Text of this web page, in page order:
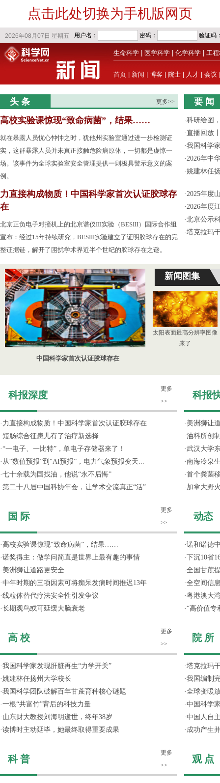
点击此处切换为手机版网页
生命科学 医学科学 化学科学 工
首页 新闻 博客 院士 人才 会议
头 条 更多>>
高校实验课惊现“致命病菌”，结果……
就在暴露人员忧心忡忡之时，犹他州实验室通过进一步检测证
实，这群暴露人员并未真正接触危险病原体，一切都是虚惊一
场。该事件为全球实验室安全管理提供一则极具警示意义的案
例。
力直接构成物质！中国科学家首次认证胶球存
在
北京正负电子对撞机上的北京谱仪III实验（BESIII）国际合作组
宣布：经过15年持续研究，BESIII实验建立了证明胶球存在的完
整证据链，解开了困扰学术界近半个世纪的胶球存在之谜。
要 闻
·科研绘图
·直播回放
·我国科学
·2026年中
·姚建林任
·2025年度
·2026年度
·北京公示
·塔克拉玛
中国科学家首次认证胶球存在
新闻图集
太阳表面最高分辨率图像
来了
科报深度
更多
>>
· 力直接构成物质！中国科学家首次认证胶球存在
· 短肠综合征患儿有了治疗新选择
·“一电子、一比特”，单电子存储器来了！
· 从“数值预报”到“AI预报”，电力气象预报变天...
·七十余载为国找油，他说“永不后悔”
·第二十八届中国科协年会，让学术交流真正“活”...
国 际
更多
>>
· 高校实验课惊现“致命病菌”，结果……
·诺奖得主：做学问简直是世界上最有趣的事情
· 美洲狮让道路更安全
·中年时期的三项因素可将痴呆发病时间推迟13年
·线粒体替代疗法安全性引发争议
·长期观鸟或可延缓大脑衰老
高 校
更多
>>
·我国科学家发现肝脏再生“力学开关”
·姚建林任扬州大学校长
·我国科学团队破解百年甘蔗育种核心谜题
·一根“共富竹”背后的科技力量
· 山东财大教授刘海明逝世，终年38岁
·读博时主动延毕，她最终取得重要成果
科 普
更多
>>
科报
· 美洲狮让
·油料所创
·武汉大学
·南海冷泉
·首个粪菌
· 加拿大野
动态
·诺和诺德
·下沉10省
·全国甘蔗
·全空间信
·粤港澳大
·“高价值专
院 所
·塔克拉玛
·我国编制
·全球变暖
·中国科学
·中国人自
· 成功产生
观 点